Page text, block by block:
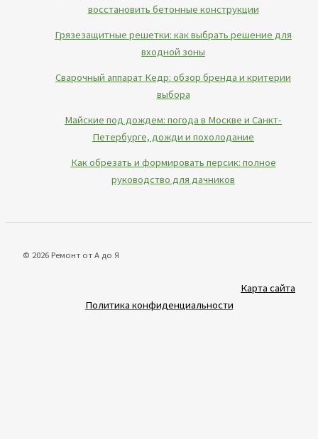
восстановить бетонные конструкции
Грязезащитные решетки: как выбрать решение для
входной зоны
Сварочный аппарат Кедр: обзор бренда и критерии
выбора
Майские под дождем: погода в Москве и Санкт-
Петербурге, дожди и похолодание
Как обрезать и формировать персик: полное
руководство для дачников
© 2026 Ремонт от А до Я
Карта сайта
Политика конфиденциальности